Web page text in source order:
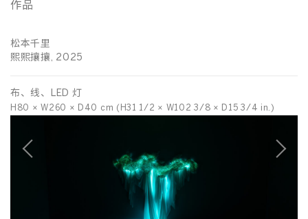
作品
松本千里
熙熙攘攘, 2025
布、线、LED 灯
H80 × W260 × D40 cm (H31 1/2 × W102 3/8 × D15 3/4 in.)